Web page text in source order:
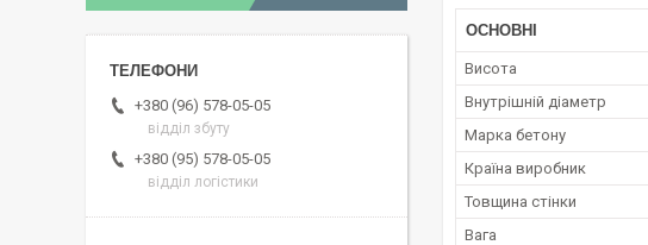
ОСНОВНІ
Висота
Внутрішній діаметр
Марка бетону
Країна виробник
Товщина стінки
Вага
+380 (96) 578-05-05
відділ збуту
+380 (95) 578-05-05
відділ логістики